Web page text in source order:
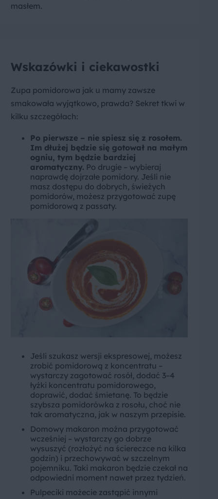
masłem.
Wskazówki i ciekawostki
Zupa pomidorowa jak u mamy zawsze
smakowała wyjątkowo, prawda? Sekret tkwi w
kilku szczegółach:
Po pierwsze – nie spiesz się z rosołem.
Im dłużej będzie się gotował na małym
ogniu, tym będzie bardziej
aromatyczny. Po drugie – wybieraj
naprawdę dojrzałe pomidory. Jeśli nie
masz dostępu do dobrych, świeżych
pomidorów, możesz przygotować zupę
pomidorową z passaty.
Jeśli szukasz wersji ekspresowej, możesz
zrobić pomidorową z koncentratu –
wystarczy zagotować rosół, dodać 3–4
łyżki koncentratu pomidorowego,
doprawić, dodać śmietanę. To będzie
szybsza pomidorówka z rosołu, choć nie
tak aromatyczna, jak w naszym przepisie.
Domowy makaron można przygotować
wcześniej – wystarczy go dobrze
wysuszyć (rozłożyć na ściereczce na kilka
godzin) i przechowywać w szczelnym
pojemniku. Taki makaron będzie czekał na
odpowiedni moment nawet przez tydzień.
Pulpeciki możecie zastąpić innymi